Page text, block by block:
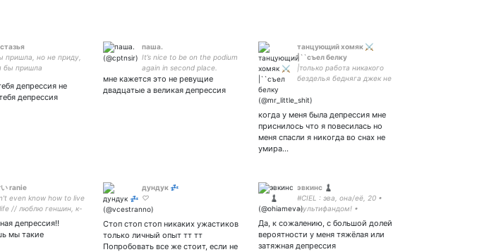
пришла, но не приду,
бы пришла
депрессия не
депрессия
паша.
It’s nice to be on the podium
again in second place.
мне кажется это не ревущие
двадцатые а великая депрессия
танцующий хомяк ⚔️
|``съел белку
|только работа никакого
безделья бедняга джек не
фор зе гондориан флэг
скайуокер \\ ` жена - 💥☠️
💥
когда у меня была депрессия мне
приснилось что я повесилась но
меня спасли я никогда во снах не
умира…
ranie
even know how to live
// люблю геншин, к-
аниме и девушек //
взгляды
депрессия!!
мы такие
дундук 💤
♡
Стоп стоп стоп никаких ужастиков
только личный опыт тт тт
Попробовать все же стоит, если не
эвкинс ♟
#CIEL : эва, она/её, 20 •
мультифандом! •
творчество и мысли в слух
| #blackbutler #bsd #hp
#genshin | сапп:
Да, к сожалению, с большой долей
вероятности у меня тяжёлая или
затяжная депрессия